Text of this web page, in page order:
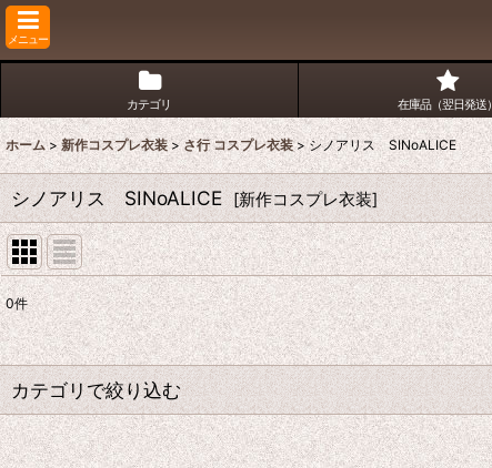
メニュー
カテゴリ 在庫品（翌日発送）
ホーム > 新作コスプレ衣装 > さ行 コスプレ衣装 > シノアリス SINoALICE
シノアリス SINoALICE [新作コスプレ衣装]
表示数:
並び順:
0件
カテゴリで絞り込む
さ行 コスプレ衣装 (全商品)